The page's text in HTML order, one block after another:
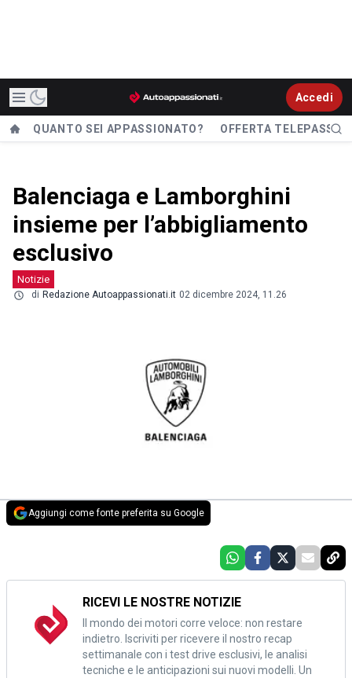
Accedi
QUANTO SEI APPASSIONATO? OFFERTA TELEPASS
Balenciaga e Lamborghini
insieme per l’abbigliamento
esclusivo
Notizie
di Redazione Autoappassionati.it 02 dicembre 2024, 11.26
Aggiungi come fonte preferita su Google
RICEVI LE NOSTRE NOTIZIE
Il mondo dei motori corre veloce: non restare
indietro. Iscriviti per ricevere il nostro recap
settimanale con i test drive esclusivi, le analisi
tecniche e le anticipazioni sui nuovi modelli. Un